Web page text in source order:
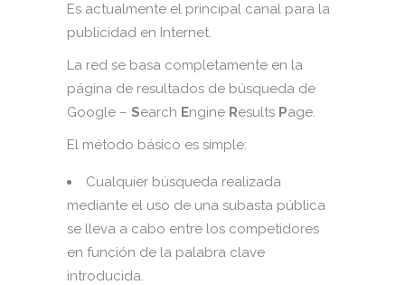
Es actualmente el principal canal para la
publicidad en Internet.
La red se basa completamente en la
página de resultados de búsqueda de
Google – Search Engine Results Page.
El método básico es simple:
Cualquier búsqueda realizada
mediante el uso de una subasta pública
se lleva a cabo entre los competidores
en función de la palabra clave
introducida.